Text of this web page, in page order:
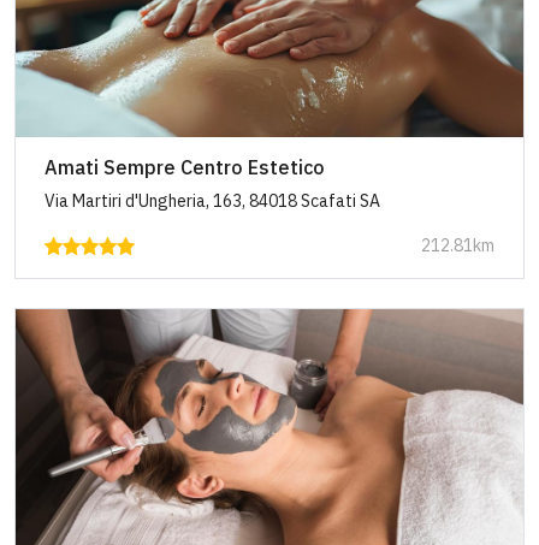
Amati Sempre Centro Estetico
Via Martiri d'Ungheria, 163, 84018 Scafati SA
212.81km